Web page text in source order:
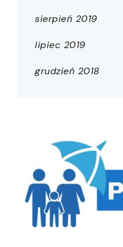
sierpień 2019
lipiec 2019
grudzień 2018